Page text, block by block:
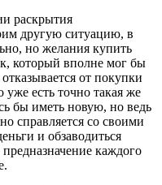
раскрытия
другую ситуацию, в
но желания купить
который вполне мог бы
от покупки
есть точно такая же
бы иметь новую, но ведь
справляется со своими
и обзаводиться
каждого